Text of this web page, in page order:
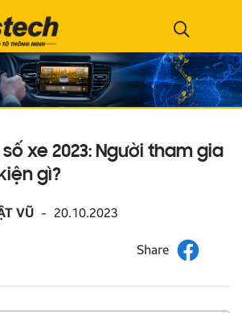
xe 2023: Người tham gia
gì?
VŨ - 20.10.2023